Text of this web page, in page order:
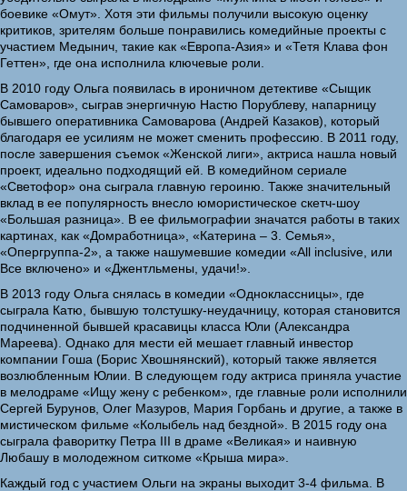
боевике «Омут». Хотя эти фильмы получили высокую оценку
критиков, зрителям больше понравились комедийные проекты с
участием Медынич, такие как «Европа-Азия» и «Тетя Клава фон
Геттен», где она исполнила ключевые роли.
В 2010 году Ольга появилась в ироничном детективе «Сыщик
Самоваров», сыграв энергичную Настю Порублеву, напарницу
бывшего оперативника Самоварова (Андрей Казаков), который
благодаря ее усилиям не может сменить профессию. В 2011 году,
после завершения съемок «Женской лиги», актриса нашла новый
проект, идеально подходящий ей. В комедийном сериале
«Светофор» она сыграла главную героиню. Также значительный
вклад в ее популярность внесло юмористическое скетч-шоу
«Большая разница». В ее фильмографии значатся работы в таких
картинах, как «Домработница», «Катерина – 3. Семья»,
«Опергруппа-2», а также нашумевшие комедии «All inclusive, или
Все включено» и «Джентльмены, удачи!».
В 2013 году Ольга снялась в комедии «Одноклассницы», где
сыграла Катю, бывшую толстушку-неудачницу, которая становится
подчиненной бывшей красавицы класса Юли (Александра
Мареева). Однако для мести ей мешает главный инвестор
компании Гоша (Борис Хвошнянский), который также является
возлюбленным Юлии. В следующем году актриса приняла участие
в мелодраме «Ищу жену с ребенком», где главные роли исполнили
Сергей Бурунов, Олег Мазуров, Мария Горбань и другие, а также в
мистическом фильме «Колыбель над бездной». В 2015 году она
сыграла фаворитку Петра III в драме «Великая» и наивную
Любашу в молодежном ситкоме «Крыша мира».
Каждый год с участием Ольги на экраны выходит 3-4 фильма. В